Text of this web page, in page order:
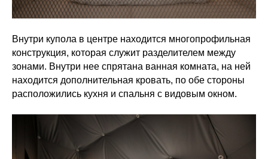
Внутри купола в центре находится многопрофильная
конструкция, которая служит разделителем между
зонами. Внутри нее спрятана ванная комната, на ней
находится дополнительная кровать, по обе стороны
расположились кухня и спальня с видовым окном.